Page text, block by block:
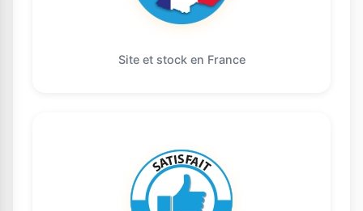
Site et stock en France